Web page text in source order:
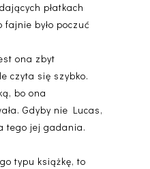
płatkach
było poczuć
ona zbyt
czyta się szybko.
bo ona
Gdyby nie Lucas,
tego jej gadania.
typu książkę, to